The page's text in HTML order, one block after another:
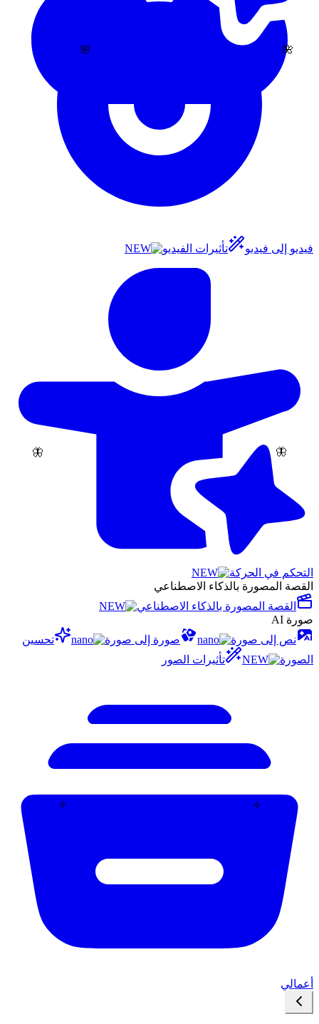
🦋
🌸
✧
🦋
🌺
✧
فيديو إلى فيديو تأثيرات الفيديو
التحكم في الحركة
القصة المصورة بالذكاء الاصطناعي
القصة المصورة بالذكاء الاصطناعي
صورة AI
نص إلى صورة
صورة إلى صورة
تحسين
الصورة
تأثيرات الصور
أعمالي